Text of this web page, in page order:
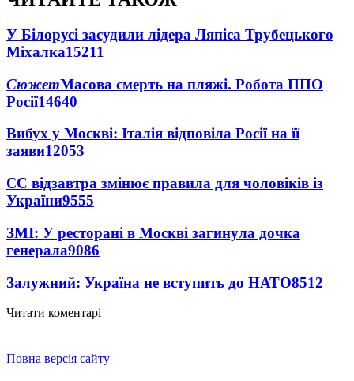
У Білорусі засудили лідера Ляпіса Трубецького
Міхалка15211
СюжетМасова смерть на пляжі. Робота ППО
Росії14640
Вибух у Москві: Італія відповіла Росії на її
заяви12053
ЄС відзавтра змінює правила для чоловіків із
України9555
ЗМІ: У ресторані в Москві загинула дочка
генерала9086
Залужний: Україна не вступить до НАТО8512
Читати коментарі
Повна версія сайту